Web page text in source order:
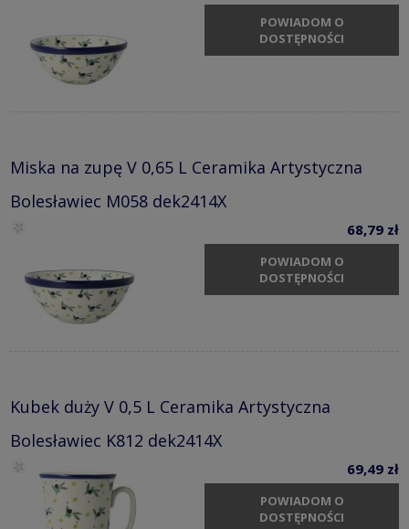
POWIADOM O
DOSTĘPNOŚCI
Miska na zupę V 0,65 L Ceramika Artystyczna
Bolesławiec M058 dek2414X
68,79 zł
POWIADOM O
DOSTĘPNOŚCI
Kubek duży V 0,5 L Ceramika Artystyczna
Bolesławiec K812 dek2414X
69,49 zł
POWIADOM O
DOSTĘPNOŚCI